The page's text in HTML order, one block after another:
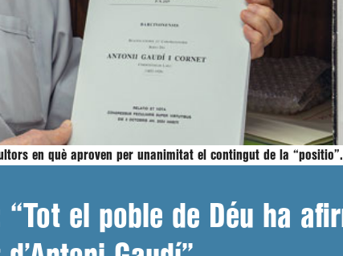
en què aproven per unanimitat el contingut de la
el poble de Déu ha